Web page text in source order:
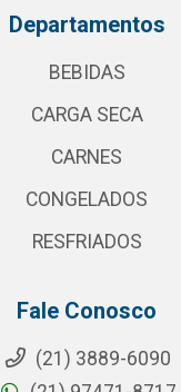
Departamentos
BEBIDAS
CARGA SECA
CARNES
CONGELADOS
RESFRIADOS
Fale Conosco
(21) 3889-6090